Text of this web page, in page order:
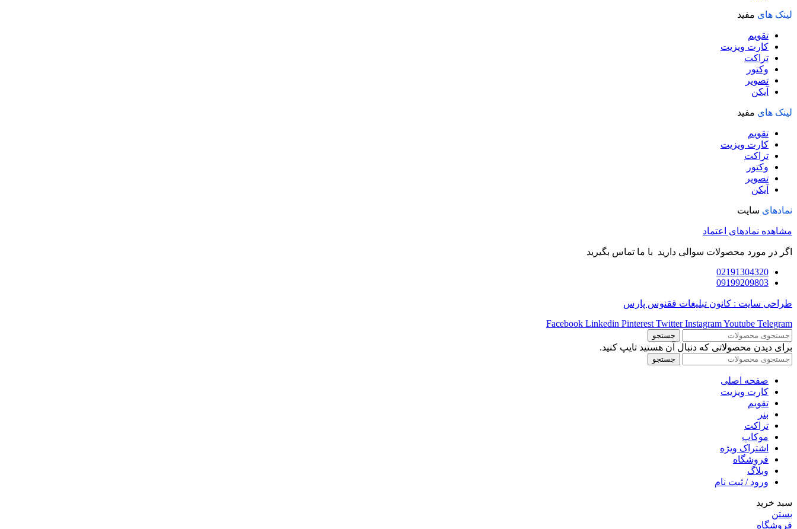
لینک های مفید
تقویم
کارت ویزیت
تراکت
وکتور
تصویر
آیکن
لینک های مفید
تقویم
کارت ویزیت
تراکت
وکتور
تصویر
آیکن
نمادهای سایت
مشاهده نمادهای اعتماد
اگر در مورد محصولات سوالی دارید با ما تماس بگیرید
02191304320
09199209803
طراحی سایت : کانون تبلیغات ققنوس پارس
Facebook Linkedin Pinterest Twitter InstagramYoutube Telegram
جستجو
برای دیدن محصولاتی که دنبال آن هستید تایپ کنید.
جستجو
صفحه اصلی
کارت ویزیت
تقویم
بنر
تراکت
موکاپ
اشتراک ویژه
فروشگاه
وبلاگ
ورود / ثبت نام
سبد خرید
بستن
فروشگاه